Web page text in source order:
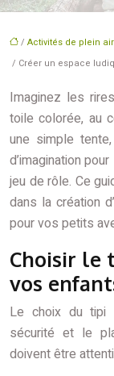
/ Activités de plein air
/ Créer un espace
Imaginez les
toile colorée, au
une simple
d’imagination
jeu de rôle. Ce
dans la création
pour vos petits
Choisir le
vos
Le choix du tipi
sécurité et le
doivent être